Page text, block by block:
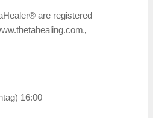
are registered
16:00